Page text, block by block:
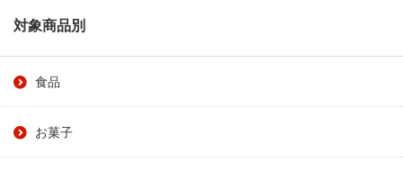
対象商品別
食品
お菓子